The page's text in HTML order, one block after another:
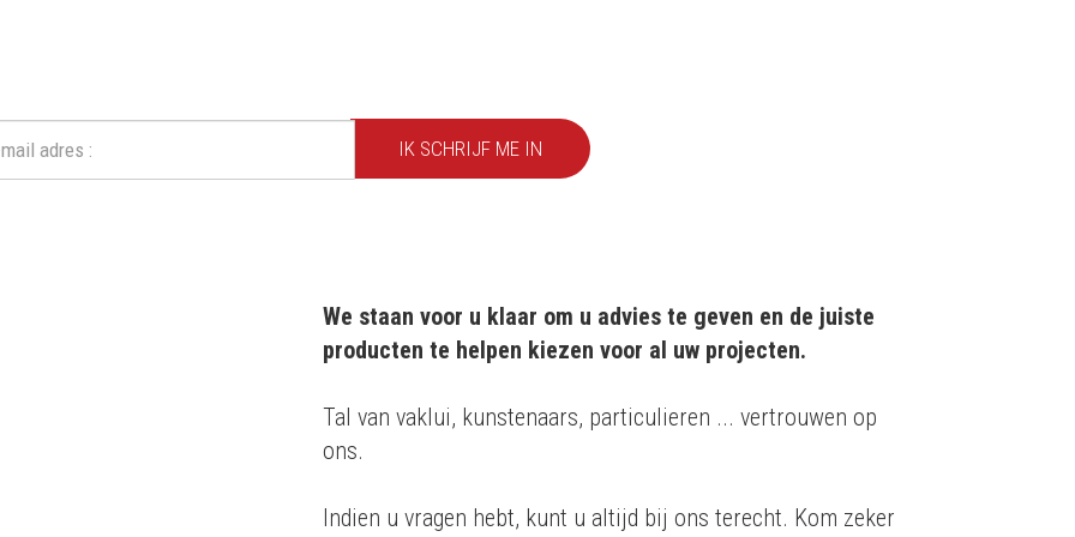
IK SCHRIJF ME IN
We staan voor u klaar om u advies te geven en de juiste
producten te helpen kiezen voor al uw projecten.
Tal van vaklui, kunstenaars, particulieren ... vertrouwen op
ons.
Indien u vragen hebt, kunt u altijd bij ons terecht. Kom zeker